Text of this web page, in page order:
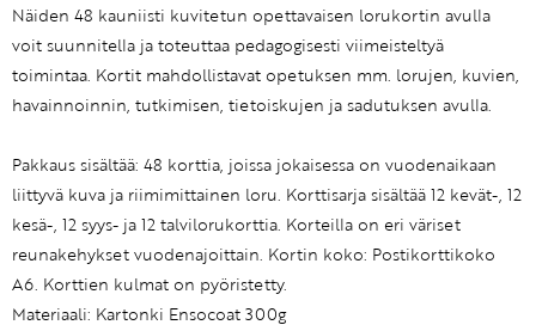
Näiden 48 kauniisti kuvitetun opettavaisen lorukortin avulla
voit suunnitella ja toteuttaa pedagogisesti viimeisteltyä
toimintaa. Kortit mahdollistavat opetuksen mm. lorujen, kuvien,
havainnoinnin, tutkimisen, tietoiskujen ja sadutuksen avulla.
Pakkaus sisältää: 48 korttia, joissa jokaisessa on vuodenaikaan
liittyvä kuva ja riimimittainen loru. Korttisarja sisältää 12 kevät-, 12
kesä-, 12 syys- ja 12 talvilorukorttia. Korteilla on eri väriset
reunakehykset vuodenajoittain. Kortin koko: Postikorttikoko
A6. Korttien kulmat on pyöristetty.
Materiaali: Kartonki Ensocoat 300g